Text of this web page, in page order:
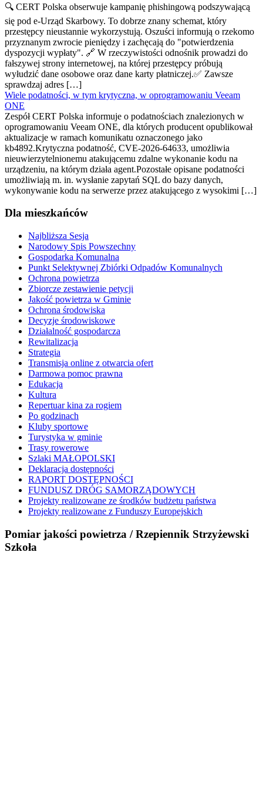
🔍 CERT Polska obserwuje kampanię phishingową podszywającą
się pod e-Urząd Skarbowy. To dobrze znany schemat, który
przestępcy nieustannie wykorzystują. Oszuści informują o rzekomo
przyznanym zwrocie pieniędzy i zachęcają do "potwierdzenia
dyspozycji wypłaty". 🔗 W rzeczywistości odnośnik prowadzi do
fałszywej strony internetowej, na której przestępcy próbują
wyłudzić dane osobowe oraz dane karty płatniczej.✅ Zawsze
sprawdzaj adres […]
Wiele podatności, w tym krytyczna, w oprogramowaniu Veeam
ONE
Zespół CERT Polska informuje o podatnościach znalezionych w
oprogramowaniu Veeam ONE, dla których producent opublikował
aktualizacje w ramach komunikatu oznaczonego jako
kb4892.Krytyczna podatność, CVE-2026-64633, umożliwia
nieuwierzytelnionemu atakującemu zdalne wykonanie kodu na
urządzeniu, na którym działa agent.Pozostałe opisane podatności
umożliwiają m. in. wysłanie zapytań SQL do bazy danych,
wykonywanie kodu na serwerze przez atakującego z wysokimi […]
Dla mieszkańców
Najbliższa Sesja
Narodowy Spis Powszechny
Gospodarka Komunalna
Punkt Selektywnej Zbiórki Odpadów Komunalnych
Ochrona powietrza
Zbiorcze zestawienie petycji
Jakość powietrza w Gminie
Ochrona środowiska
Decyzje środowiskowe
Działalność gospodarcza
Rewitalizacja
Strategia
Transmisja online z otwarcia ofert
Darmowa pomoc prawna
Edukacja
Kultura
Repertuar kina za rogiem
Po godzinach
Kluby sportowe
Turystyka w gminie
Trasy rowerowe
Szlaki MAŁOPOLSKI
Deklaracja dostępności
RAPORT DOSTĘPNOŚCI
FUNDUSZ DRÓG SAMORZĄDOWYCH
Projekty realizowane ze środków budżetu państwa
Projekty realizowane z Funduszy Europejskich
Pomiar jakości powietrza / Rzepiennik Strzyżewski
Szkoła